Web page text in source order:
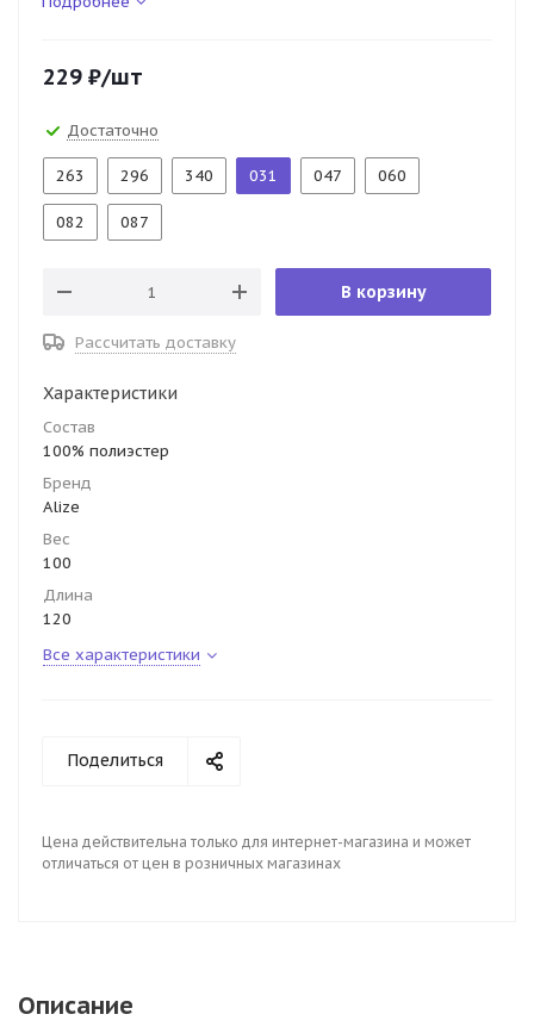
229 ₽/шт
Достаточно
263 296 340 031 047 060
082 087
В корзину
Рассчитать доставку
Характеристики
Состав
100% полиэстер
Бренд
Alize
Вес
100
Длина
120
Все характеристики
Поделиться
Цена действительна только для интернет-магазина и может
отличаться от цен в розничных магазинах
Описание